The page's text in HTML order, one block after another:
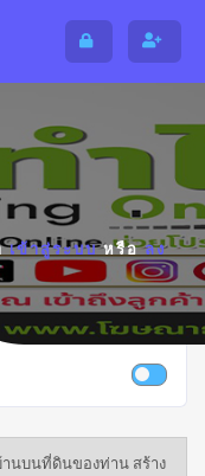
เข้าสู่ระบบหรือลง
านบนที่ดินของท่าน สร้าง